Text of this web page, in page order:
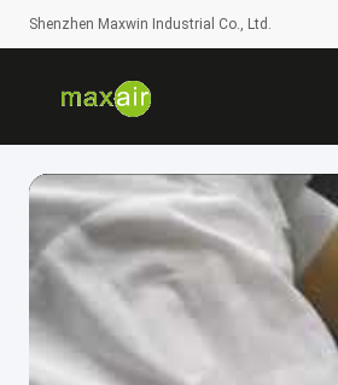
Shenzhen Maxwin Industrial Co., Ltd.